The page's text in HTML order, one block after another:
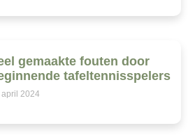
gemaakte fouten door
tafeltennisspelers
april 2024